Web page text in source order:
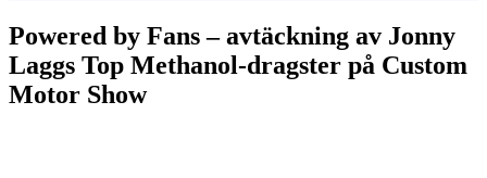
Powered by Fans – avtäckning av Jonny
Laggs Top Methanol-dragster på Custom
Motor Show